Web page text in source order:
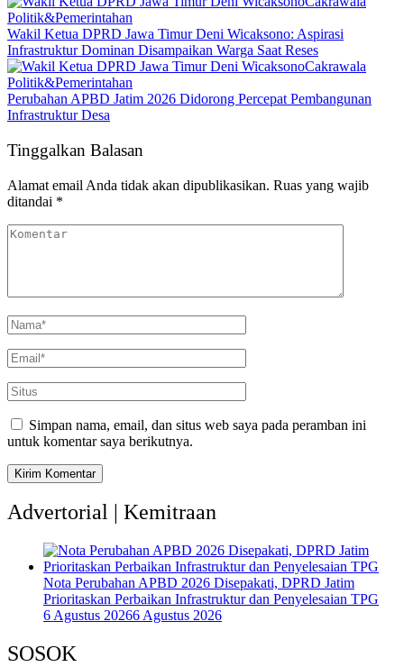
Politik&Pemerintahan
Wakil Ketua DPRD Jawa Timur Deni Wicaksono: Aspirasi
Infrastruktur Dominan Disampaikan Warga Saat Reses
Cakrawala
Politik&Pemerintahan
Perubahan APBD Jatim 2026 Didorong Percepat Pembangunan
Infrastruktur Desa
Tinggalkan Balasan
Alamat email Anda tidak akan dipublikasikan. Ruas yang wajib
ditandai *
Simpan nama, email, dan situs web saya pada peramban ini
untuk komentar saya berikutnya.
Advertorial | Kemitraan
Nota Perubahan APBD 2026 Disepakati, DPRD Jatim
Prioritaskan Perbaikan Infrastruktur dan Penyelesaian TPG
6 Agustus 20266 Agustus 2026
SOSOK